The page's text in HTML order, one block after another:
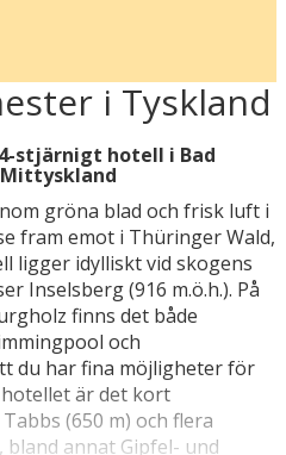
i Tyskland
stjärnigt hotell i Bad
gröna blad och frisk luft i
fram emot i Thüringer Wald,
ligger idylliskt vid skogens
Inselsberg (916 m.ö.h.). På
finns det både
och
du har fina möjligheter för
är det kort
(650 m) och flera
annat Gipfel- und